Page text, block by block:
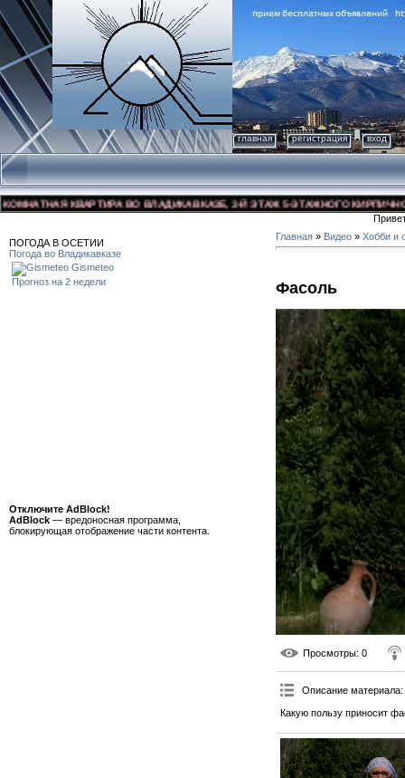
главная регистрация вход
КВАРТИРА ВО ВЛАДИКАВКАЗЕ, 3-Й ЭТАЖ 5-ЭТАЖНОГО
ПОГОДА В ОСЕТИИ
Погода во Владикавказе
Gismeteo
Прогноз на 2 недели
Отключите AdBlock!
AdBlock — вредоносная программа,
блокирующая отображение части контента.
Главная » Видео » Хобби и
Фасоль
Просмотры: 0
Описание материала:
Какую пользу приносит